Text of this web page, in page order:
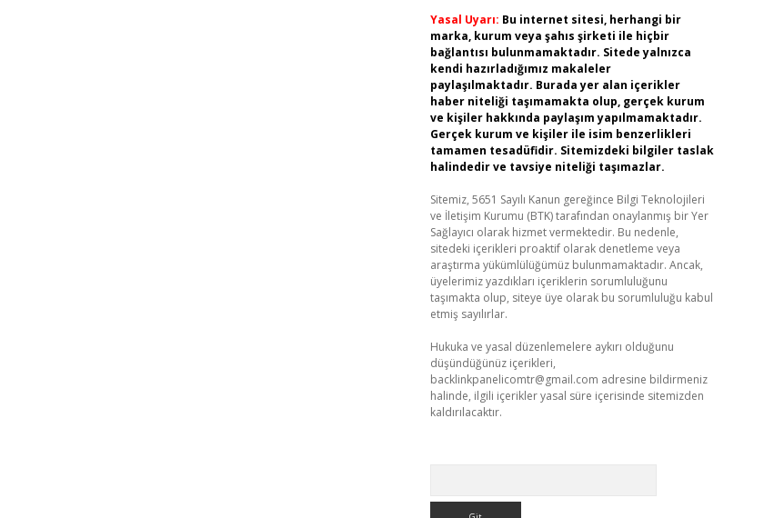
Yasal Uyarı: Bu internet sitesi, herhangi bir
marka, kurum veya şahıs şirketi ile hiçbir
bağlantısı bulunmamaktadır. Sitede yalnızca
kendi hazırladığımız makaleler
paylaşılmaktadır. Burada yer alan içerikler
haber niteliği taşımamakta olup, gerçek kurum
ve kişiler hakkında paylaşım yapılmamaktadır.
Gerçek kurum ve kişiler ile isim benzerlikleri
tamamen tesadüfidir. Sitemizdeki bilgiler taslak
halindedir ve tavsiye niteliği taşımazlar.
Sitemiz, 5651 Sayılı Kanun gereğince Bilgi Teknolojileri
ve İletişim Kurumu (BTK) tarafından onaylanmış bir Yer
Sağlayıcı olarak hizmet vermektedir. Bu nedenle,
sitedeki içerikleri proaktif olarak denetleme veya
araştırma yükümlülüğümüz bulunmamaktadır. Ancak,
üyelerimiz yazdıkları içeriklerin sorumluluğunu
taşımakta olup, siteye üye olarak bu sorumluluğu kabul
etmiş sayılırlar.
Hukuka ve yasal düzenlemelere aykırı olduğunu
düşündüğünüz içerikleri,
backlinkpanelicomtr@gmail.com adresine bildirmeniz
halinde, ilgili içerikler yasal süre içerisinde sitemizden
kaldırılacaktır.